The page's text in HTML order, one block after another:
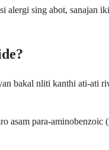
sing abot, sanajan
bakal nliti kanthi ati-ati
asam para-